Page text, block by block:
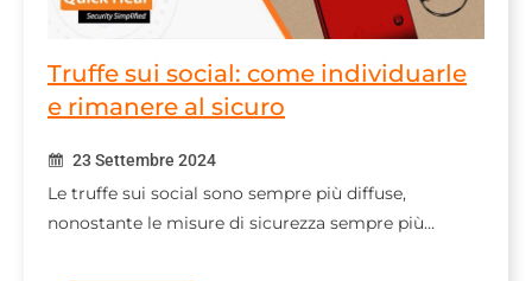
Truffe sui social: come individuarle
e rimanere al sicuro
23 Settembre 2024
Le truffe sui social sono sempre più diffuse,
nonostante le misure di sicurezza sempre più…